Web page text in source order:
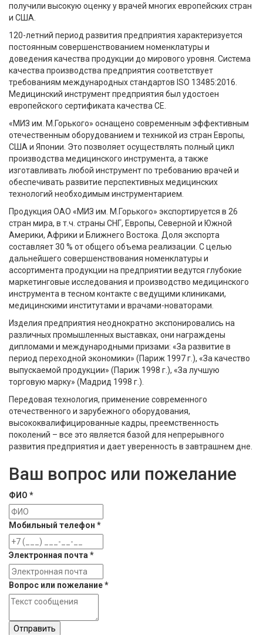
получили высокую оценку у врачей многих европейских стран
и США.
120-летний период развития предприятия характеризуется
постоянным совершенствованием номенклатуры и
доведения качества продукции до мирового уровня. Система
качества производства предприятия соответствует
требованиям международных стандартов ISO 13485:2016.
Медицинский инструмент предприятия был удостоен
европейского сертификата качества СЕ.
«МИЗ им. М.Горького» оснащено современным эффективным
отечественным оборудованием и техникой из стран Европы,
США и Японии. Это позволяет осуществлять полный цикл
производства медицинского инструмента, а также
изготавливать любой инструмент по требованию врачей и
обеспечивать развитие перспективных медицинских
технологий необходимым инструментарием.
Продукция ОАО «МИЗ им. М.Горького» экспортируется в 26
стран мира, в т.ч. страны СНГ, Европы, Северной и Южной
Америки, Африки и Ближнего Востока. Доля экспорта
составляет 30 % от общего объема реализации. С целью
дальнейшего совершенствования номенклатуры и
ассортимента продукции на предприятии ведутся глубокие
маркетинговые исследования и производство медицинского
инструмента в тесном контакте с ведущими клиниками,
медицинскими институтами и врачами-новаторами.
Изделия предприятия неоднократно экспонировались на
различных промышленных выставках, они награждены
дипломами и международными призами: «За развитие в
период переходной экономики» (Париж 1997 г.), «За качество
выпускаемой продукции» (Париж 1998 г.), «За лучшую
торговую марку» (Мадрид 1998 г.).
Передовая технология, применение современного
отечественного и зарубежного оборудования,
высококвалифицированные кадры, преемственность
поколений – все это является базой для непрерывного
развития предприятия и дает уверенность в завтрашнем дне.
Ваш вопрос или пожелание
ФИО *
Мобильный телефон *
Электронная почта *
Вопрос или пожелание *
Отправить